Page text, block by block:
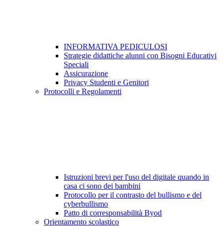
INFORMATIVA PEDICULOSI
Strategie didattiche alunni con Bisogni Educativi
Speciali
Assicurazione
Privacy Studenti e Genitori
Protocolli e Regolamenti
Istruzioni brevi per l'uso del digitale quando in
casa ci sono dei bambini
Protocollo per il contrasto del bullismo e del
cyberbullismo
Patto di corresponsabilità Byod
Orientamento scolastico